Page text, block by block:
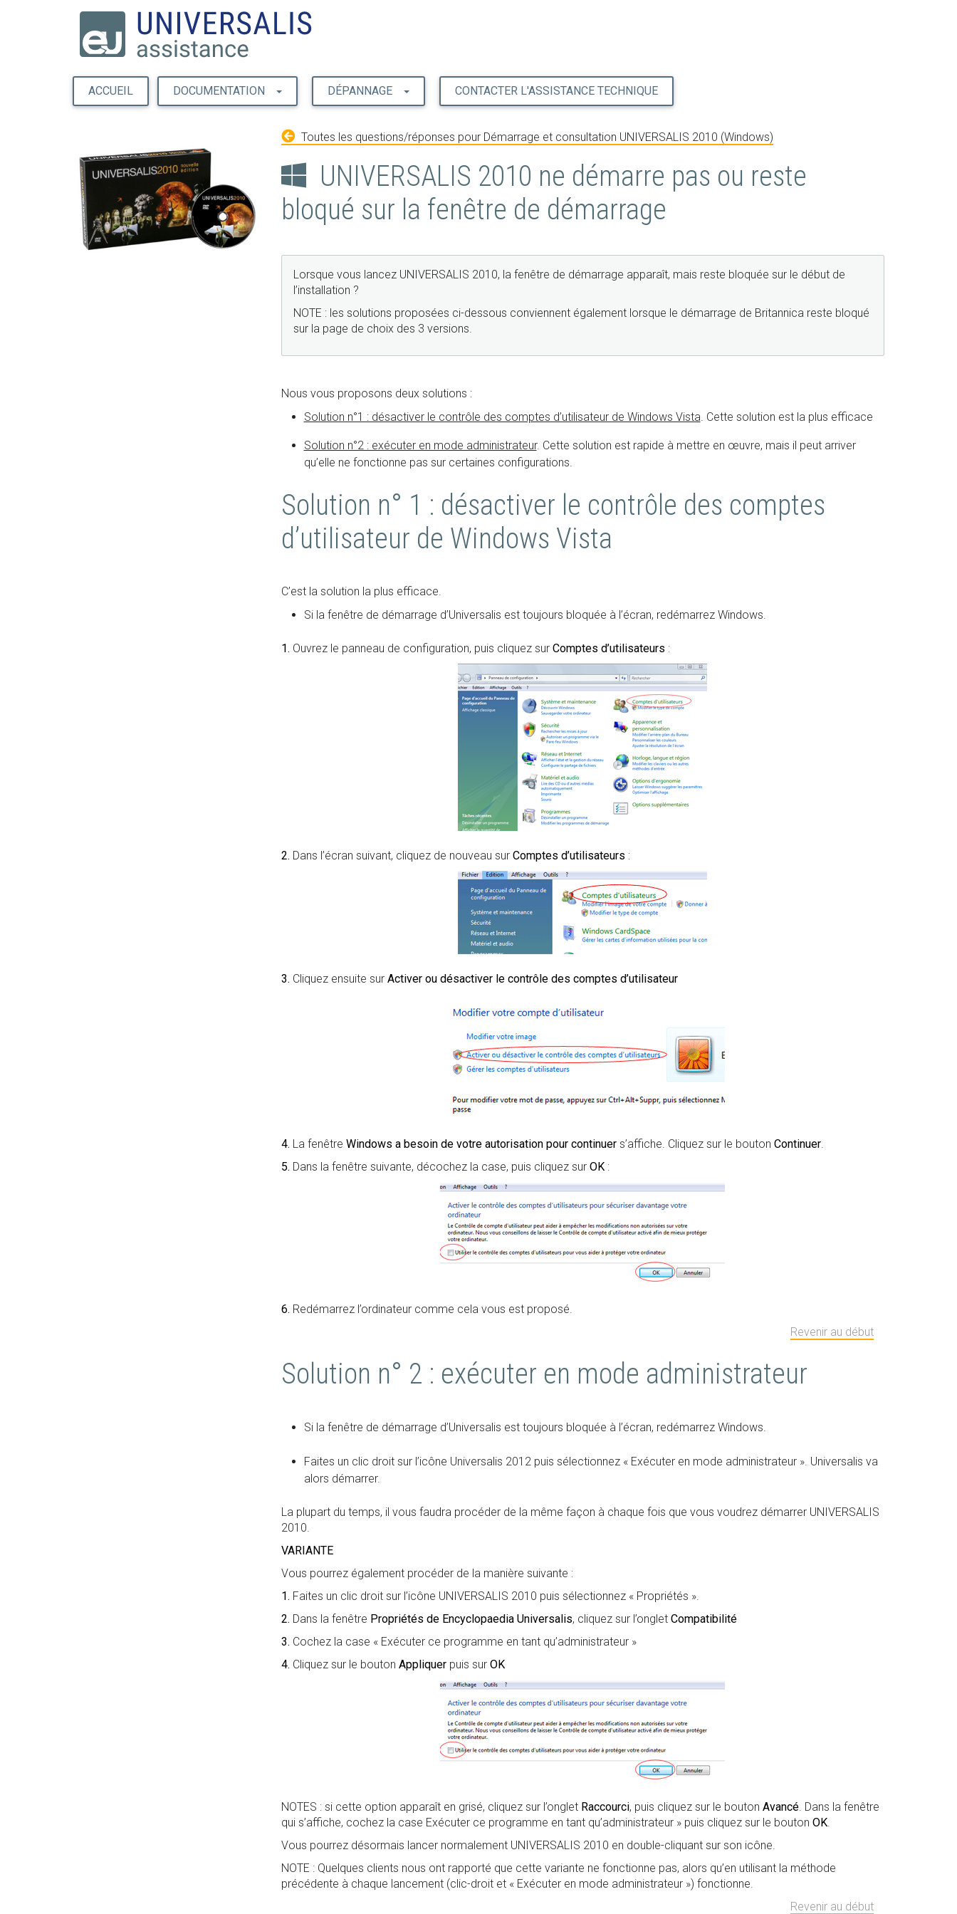
ACCUEIL DOCUMENTATION DÉPANNAGE CONTACTER L'ASSISTANCE TECHNIQUE
Toutes les questions/réponses pour Démarrage et consultation UNIVERSALIS 2010 (Windows)
UNIVERSALIS 2010 ne démarre pas ou reste
bloqué sur la fenêtre de démarrage
Lorsque vous lancez UNIVERSALIS 2010, la fenêtre de démarrage apparaît, mais reste bloquée sur le début de
l’installation ?
NOTE : les solutions proposées ci-dessous conviennent également lorsque le démarrage de Britannica reste bloqué
sur la page de choix des 3 versions.
Nous vous proposons deux solutions :
Solution n°1 : désactiver le contrôle des comptes d’utilisateur de Windows Vista. Cette solution est la plus efficace
Solution n°2 : exécuter en mode administrateur. Cette solution est rapide à mettre en œuvre, mais il peut arriver
qu’elle ne fonctionne pas sur certaines configurations.
Solution n° 1 : désactiver le contrôle des comptes
d’utilisateur de Windows Vista
C’est la solution la plus efficace.
Si la fenêtre de démarrage d’Universalis est toujours bloquée à l’écran, redémarrez Windows.
1. Ouvrez le panneau de configuration, puis cliquez sur Comptes d’utilisateurs :
2. Dans l’écran suivant, cliquez de nouveau sur Comptes d’utilisateurs :
3. Cliquez ensuite sur Activer ou désactiver le contrôle des comptes d’utilisateur
4. La fenêtre Windows a besoin de votre autorisation pour continuers’affiche. Cliquez sur le bouton Continuer.
5. Dans la fenêtre suivante, décochez la case, puis cliquez sur OK:
6. Redémarrez l’ordinateur comme cela vous est proposé.
Revenir au début
Solution n° 2 : exécuter en mode administrateur
Si la fenêtre de démarrage d’Universalis est toujours bloquée à l’écran, redémarrez Windows.
Faites un clic droit sur l’icône Universalis 2012 puis sélectionnez « Exécuter en mode administrateur ». Universalis va
alors démarrer.
La plupart du temps, il vous faudra procéder de la même façon à chaque fois que vous voudrez démarrer UNIVERSALIS
2010.
VARIANTE
Vous pourrez également procéder de la manière suivante :
1. Faites un clic droit sur l’icône UNIVERSALIS 2010 puis sélectionnez « Propriétés ».
2. Dans la fenêtre Propriétés de Encyclopaedia Universalis, cliquez sur l’onglet Compatibilité
3. Cochez la case « Exécuter ce programme en tant qu’administrateur »
4. Cliquez sur le bouton Appliquerpuis sur OK
NOTES : si cette option apparaît en grisé, cliquez sur l’onglet Raccourci, puis cliquez sur le bouton Avancé. Dans la fenêtre
qui s’affiche, cochez la case Exécuter ce programme en tant qu’administrateur » puis cliquez sur le bouton OK.
Vous pourrez désormais lancer normalement UNIVERSALIS 2010 en double-cliquant sur son icône.
NOTE : Quelques clients nous ont rapporté que cette variante ne fonctionne pas, alors qu’en utilisant la méthode
précédente à chaque lancement (clic-droit et « Exécuter en mode administrateur ») fonctionne.
Revenir au début